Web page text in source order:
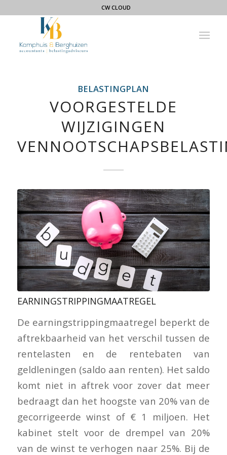
CW CLOUD
BELASTINGPLAN
VOORGESTELDE
WIJZIGINGEN
EARNINGSTRIPPINGMAATREGEL
De earningstrippingmaatregel beperkt de
aftrekbaarheid van het verschil tussen de
rentelasten en de rentebaten van
geldleningen (saldo aan renten). Het saldo
komt niet in aftrek voor zover dat meer
bedraagt dan het hoogste van 20% van de
gecorrigeerde winst of € 1 miljoen. Het
kabinet stelt voor de drempel van 20%
van de winst te verhogen naar 25%. Bij de